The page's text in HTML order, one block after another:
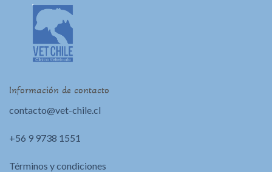
Información de contacto
contacto@vet-chile.cl
+56 9 9738 1551
Términos y condiciones